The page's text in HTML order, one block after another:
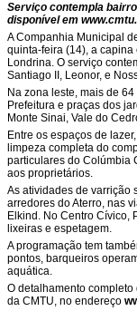
Serviço contempla
disponível em
A Companhia Municipal
quinta-feira (14), a capina
Londrina. O serviço
Santiago II, Leonor, e
Na zona leste, mais de
Prefeitura e praças dos
Monte Sinai, Vale do
Entre os espaços de
limpeza completa do
particulares do Colúmbia
aos proprietários.
As atividades de varrição
arredores do Aterro, nas
Elkind. No Centro Cívico,
lixeiras e espetagem.
A programação tem
pontos, barqueiros
aquática.
O detalhamento
da CMTU, no endereço